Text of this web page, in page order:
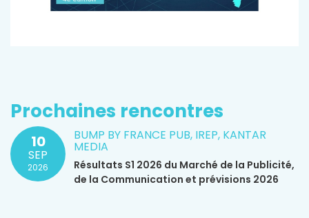
Prochaines rencontres
10
SEP
2026
BUMP BY FRANCE PUB, IREP, KANTAR
MEDIA
Résultats S1 2026 du Marché de la Publicité,
de la Communication et prévisions 2026